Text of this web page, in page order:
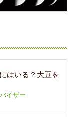
はいる？大豆を
イザー